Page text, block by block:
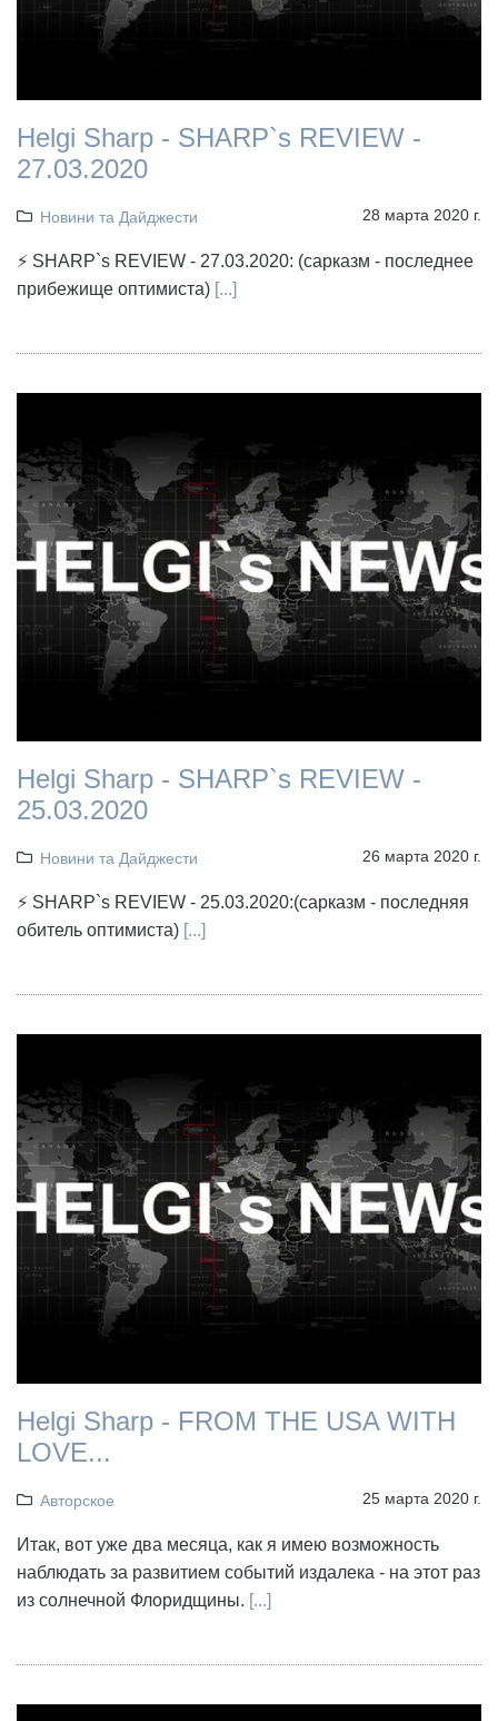
Helgi Sharp - SHARP`s REVIEW -
27.03.2020
Новини та Дайджести 28 марта 2020 г.
⚡ SHARP`s REVIEW - 27.03.2020: (сарказм - последнее
прибежище оптимиста) [...]
Helgi Sharp - SHARP`s REVIEW -
25.03.2020
Новини та Дайджести 26 марта 2020 г.
⚡ SHARP`s REVIEW - 25.03.2020:(сарказм - последняя
обитель оптимиста) [...]
Helgi Sharp - FROM THE USA WITH
LOVE...
Авторское 25 марта 2020 г.
Итак, вот уже два месяца, как я имею возможность
наблюдать за развитием событий издалека - на этот раз
из солнечной Флоридщины. [...]